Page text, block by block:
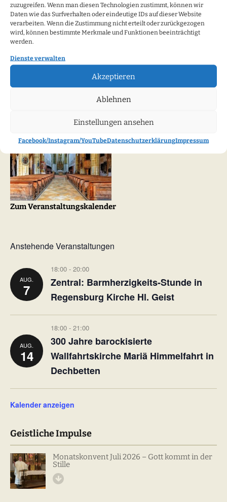
zuzugreifen. Wenn man diesen Technologien zustimmt, können wir
Daten wie das Surfverhalten oder eindeutige IDs auf dieser Website
verarbeiten. Wenn die Zustimmung nicht erteilt oder zurückgezogen
wird, können bestimmte Merkmale und Funktionen beeinträchtigt
werden.
Dienste verwalten
Akzeptieren
Ablehnen
Einstellungen ansehen
Facebook/Instagram/YouTubeDatenschutzerklärungImpressum
Neueste Beiträge
Bezirk VI: Konvent des Bezirks VI St. Michael Paring in
Rohr
Veranstaltungskalender
Zum Veranstaltungskalender
Anstehende Veranstaltungen
AUG.
7
18:00 - 20:00
Zentral: Barmherzigkeits-Stunde in
Regensburg Kirche Hl. Geist
AUG.
14
18:00 - 21:00
300 Jahre barockisierte
Wallfahrtskirche Mariä Himmelfahrt in
Dechbetten
Kalender anzeigen
Geistliche Impulse
Monatskonvent Juli 2026 – Gott kommt in der
Stille